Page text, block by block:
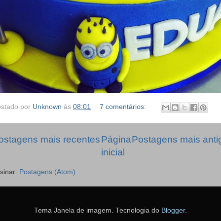
por Unknown às 08:01 7 comentários:
mais recentes Postagens mais
Página
inicial
Postagens (Atom)
Tema Janela de imagem. Tecnologia do Blogger.